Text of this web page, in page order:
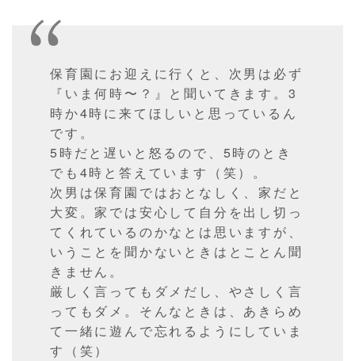
保育園にお迎えに行くと、次男は必ず
『いま何時〜？』と聞いてきます。3
時か4時に来てほしいと思っているん
です。
5時だと遅いと怒るので、5時のとき
でも4時と答えています（笑）。
次男は保育園ではおとなしく、家だと
大変。家では安心して自分を出し切っ
てくれているのかなとは思いますが、
いうことを聞かないときはとことん聞
きません。
厳しく言ってもダメだし、やさしく言
ってもダメ。そんなときは、あきらめ
て一緒に遊んで忘れるようにしていま
す（笑）